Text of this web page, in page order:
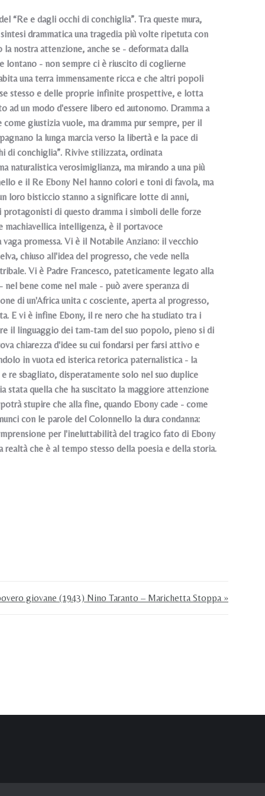
“Re e dagli occhi di conchiglia”. Tra queste mura,
drammatica una tragedia più volte ripetuta con
nostra attenzione, anche se - deformata dalla
lontano - non sempre ci è riuscito di coglierne
una terra immensamente ricca e che altri popoli
stesso e delle proprie infinite prospettive, e lotta
un modo d'essere libero ed autonomo. Dramma a
giustizia vuole, ma dramma pur sempre, per il
la lunga marcia verso la libertà e la pace di
di conchiglia”. Rivive stilizzata, ordinata
naturalistica verosimiglianza, ma mirando a una più
e il Re Ebony Nel hanno colori e toni di favola, ma
loro bisticcio stanno a significare lotte di anni,
di questo dramma i simboli delle forze
machiavellica intelligenza, è il portavoce
promessa. Vi è il Notabile Anziano: il vecchio
chiuso all'idea del progresso, che vede nella
Vi è Padre Francesco, pateticamente legato alla
bene come nel male - può avere speranza di
di un'Africa unita c cosciente, aperta al progresso,
E vi è infine Ebony, il re nero che ha studiato tra i
il linguaggio dei tam-tam del suo popolo, pieno si di
chiarezza d'idee su cui fondarsi per farsi attivo e
in vuota ed isterica retorica paternalistica - la
re sbagliato, disperatamente solo nel suo duplice
stata quella che ha suscitato la maggiore attenzione
stupire che alla fine, quando Ebony cade - come
con le parole del Colonnello la dura condanna:
per l'ineluttabilità del tragico fato di Ebony
che è al tempo stesso della poesia e della storia.
giovane (1943) Nino Taranto – Marichetta Stoppa »